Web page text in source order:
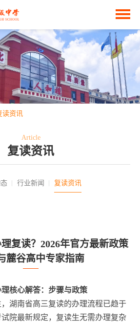
读资讯
Article
复读资讯
行业新闻 复读资讯
复读？2026年官方最新政策
麓谷高中专家指南
核心解答：步骤与政策
湖南省高三复读的办理流程已趋于
院最新规定，复读生无需办理复杂